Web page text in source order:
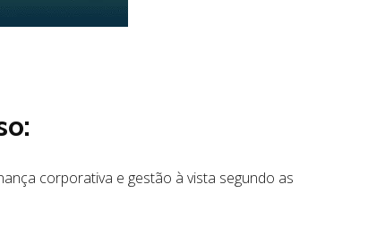
corporativa e gestão à vista segundo as